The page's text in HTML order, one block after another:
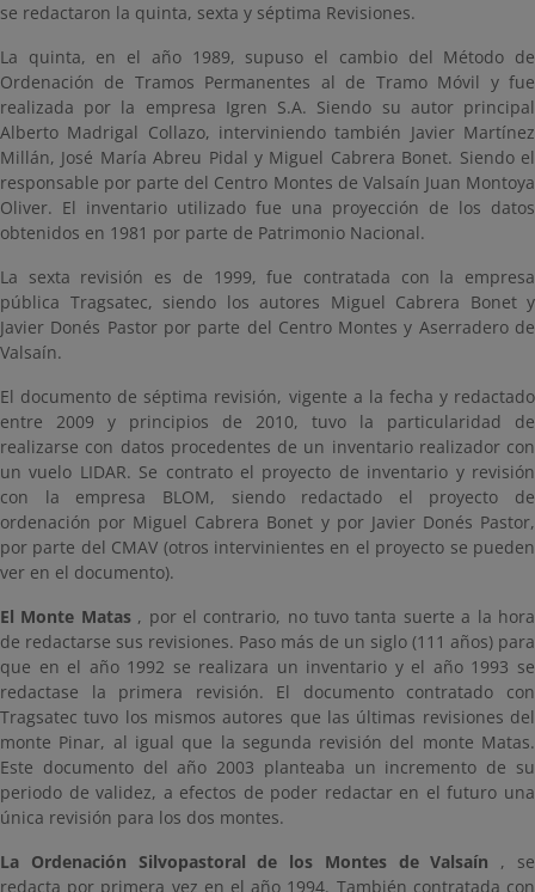
se redactaron la quinta, sexta y séptima Revisiones.
La quinta, en el año 1989, supuso el cambio del Método de
Ordenación de Tramos Permanentes al de Tramo Móvil y fue
realizada por la empresa Igren S.A. Siendo su autor principal
Alberto Madrigal Collazo, interviniendo también Javier Martínez
Millán, José María Abreu Pidal y Miguel Cabrera Bonet. Siendo el
responsable por parte del Centro Montes de Valsaín Juan Montoya
Oliver. El inventario utilizado fue una proyección de los datos
obtenidos en 1981 por parte de Patrimonio Nacional.
La sexta revisión es de 1999, fue contratada con la empresa
pública Tragsatec, siendo los autores Miguel Cabrera Bonet y
Javier Donés Pastor por parte del Centro Montes y Aserradero de
Valsaín.
El documento de séptima revisión, vigente a la fecha y redactado
entre 2009 y principios de 2010, tuvo la particularidad de
realizarse con datos procedentes de un inventario realizador con
un vuelo LIDAR. Se contrato el proyecto de inventario y revisión
con la empresa BLOM, siendo redactado el proyecto de
ordenación por Miguel Cabrera Bonet y por Javier Donés Pastor,
por parte del CMAV (otros intervinientes en el proyecto se pueden
ver en el documento).
El Monte Matas, por el contrario, no tuvo tanta suerte a la hora
de redactarse sus revisiones. Paso más de un siglo (111 años) para
que en el año 1992 se realizara un inventario y el año 1993 se
redactase la primera revisión. El documento contratado con
Tragsatec tuvo los mismos autores que las últimas revisiones del
monte Pinar, al igual que la segunda revisión del monte Matas.
Este documento del año 2003 planteaba un incremento de su
periodo de validez, a efectos de poder redactar en el futuro una
única revisión para los dos montes.
La Ordenación Silvopastoral de los Montes de Valsaín , se
redacta por primera vez en el año 1994. También contratada con